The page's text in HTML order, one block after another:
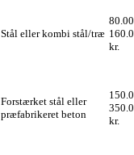
Stål eller kombi stål/træ
kr.
Forstærket stål eller
præfabrikeret beton
kr.